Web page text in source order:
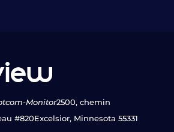
Monitor2500, chemin
#820Excelsior, Minnesota 55331